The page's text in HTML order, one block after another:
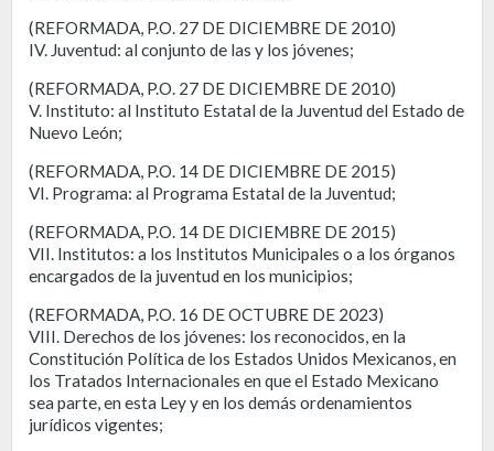
(REFORMADA, P.O. 27 DE DICIEMBRE DE 2010)
IV. Juventud: al conjunto de las y los jóvenes;
(REFORMADA, P.O. 27 DE DICIEMBRE DE 2010)
V. Instituto: al Instituto Estatal de la Juventud del Estado de
Nuevo León;
(REFORMADA, P.O. 14 DE DICIEMBRE DE 2015)
VI. Programa: al Programa Estatal de la Juventud;
(REFORMADA, P.O. 14 DE DICIEMBRE DE 2015)
VII. Institutos: a los Institutos Municipales o a los órganos
encargados de la juventud en los municipios;
(REFORMADA, P.O. 16 DE OCTUBRE DE 2023)
VIII. Derechos de los jóvenes: los reconocidos, en la
Constitución Política de los Estados Unidos Mexicanos, en
los Tratados Internacionales en que el Estado Mexicano
sea parte, en esta Ley y en los demás ordenamientos
jurídicos vigentes;